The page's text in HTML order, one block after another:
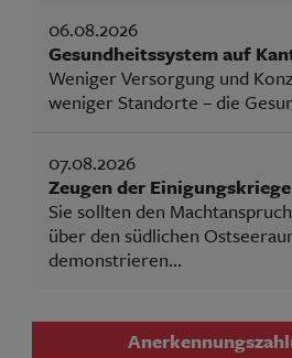
06.08.2026
Gesundheitssystem auf
Weniger Versorgung und
weniger Standorte – die
07.08.2026
Zeugen der Einigungskriege
Sie sollten den
über den südlichen
demonstrieren...